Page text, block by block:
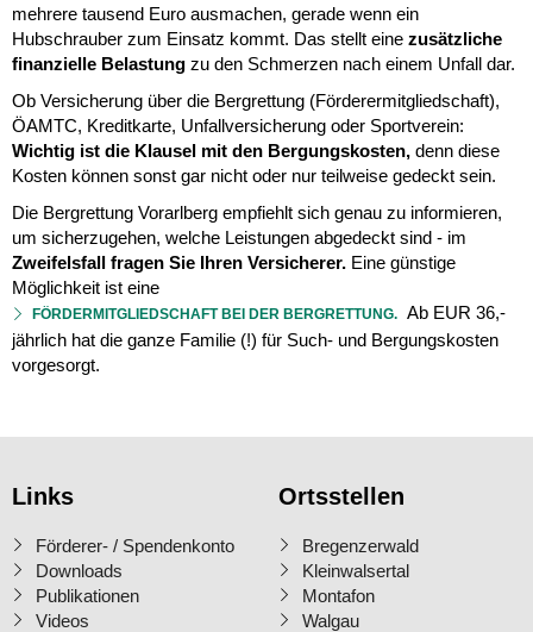
mehrere tausend Euro ausmachen, gerade wenn ein
Hubschrauber zum Einsatz kommt. Das stellt eine zusätzliche
finanzielle Belastung zu den Schmerzen nach einem Unfall dar.
Ob Versicherung über die Bergrettung (Förderermitgliedschaft),
ÖAMTC, Kreditkarte, Unfallversicherung oder Sportverein:
Wichtig ist die Klausel mit den Bergungskosten, denn diese
Kosten können sonst gar nicht oder nur teilweise gedeckt sein.
Die Bergrettung Vorarlberg empfiehlt sich genau zu informieren,
um sicherzugehen, welche Leistungen abgedeckt sind - im
Zweifelsfall fragen Sie Ihren Versicherer. Eine günstige
Möglichkeit ist eine
FÖRDERMITGLIEDSCHAFT BEI DER BERGRETTUNG. Ab EUR 36,-
jährlich hat die ganze Familie (!) für Such- und Bergungskosten
vorgesorgt.
Links
Förderer- / Spendenkonto
Downloads
Publikationen
Videos
Ortsstellen
Bregenzerwald
Kleinwalsertal
Montafon
Walgau